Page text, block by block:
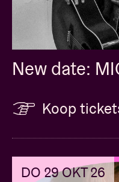
New date:
Koop
DO 29 OKT 26